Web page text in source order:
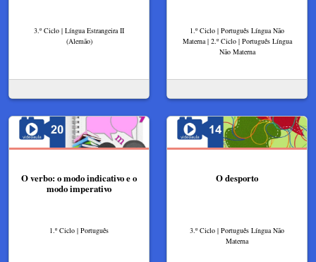
3.º Ciclo | Língua Estrangeira II
(Alemão)
1.º Ciclo | Português Língua Não
Materna | 2.º Ciclo | Português Língua
Não Materna
O verbo: o modo indicativo e o
modo imperativo
1.º Ciclo | Português
O desporto
3.º Ciclo | Português Língua Não
Materna